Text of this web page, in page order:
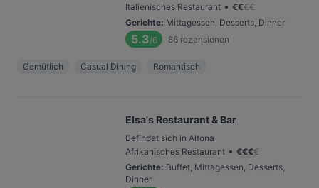
Italienisches Restaurant • €€€€
Gerichte: Mittagessen, Desserts, Dinner
5.3/6 86 rezensionen
Gemütlich Casual Dining Romantisch
Elsa's Restaurant & Bar
Befindet sich in Altona
Afrikanisches Restaurant • €€€€
Gerichte: Buffet, Mittagessen, Desserts,
Dinner